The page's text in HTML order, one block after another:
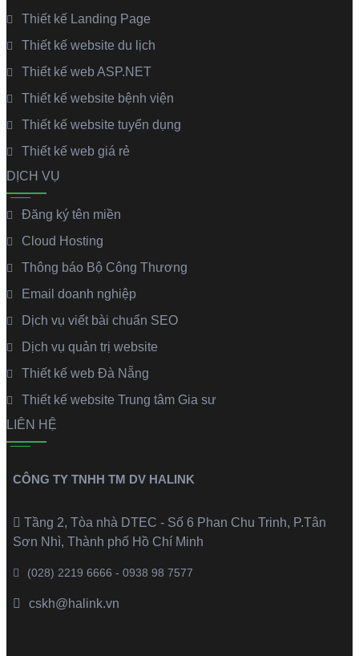
Thiết kế Landing Page
Thiết kế website du lịch
Thiết kế web ASP.NET
Thiết kế website bệnh viện
Thiết kế website tuyển dụng
Thiết kế web giá rẻ
DỊCH VỤ
Đăng ký tên miền
Cloud Hosting
Thông báo Bộ Công Thương
Email doanh nghiệp
Dịch vụ viết bài chuẩn SEO
Dịch vụ quản trị website
Thiết kế web Đà Nẵng
Thiết kế website Trung tâm Gia sư
LIÊN HỆ
CÔNG TY TNHH TM DV HALINK
Tầng 2, Tòa nhà DTEC - Số 6 Phan Chu Trinh, P.Tân
Sơn Nhì, Thành phố Hồ Chí Minh
(028) 2219 6666 - 0938 98 7577
cskh@halink.vn